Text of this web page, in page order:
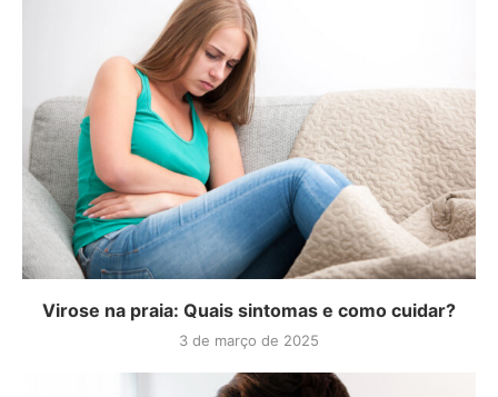
Virose na praia: Quais sintomas e como cuidar?
3 de março de 2025